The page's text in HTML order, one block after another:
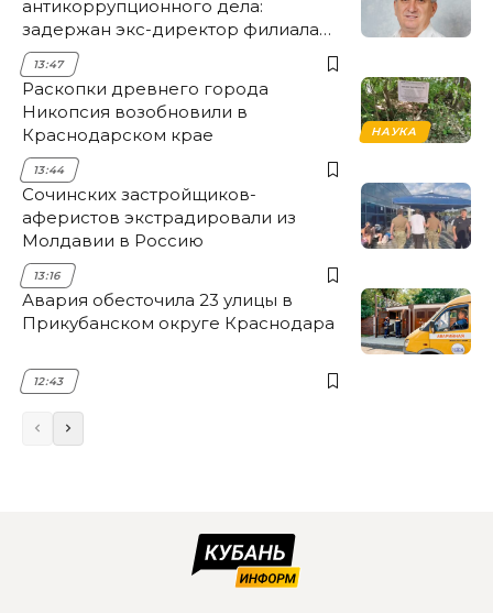
антикоррупционного дела:
задержан экс-директор филиала
НЭСК Крымска
13:47
НАУКА
Раскопки древнего города
Никопсия возобновили в
Краснодарском крае
13:44
Сочинских застройщиков-
аферистов экстрадировали из
Молдавии в Россию
13:16
Авария обесточила 23 улицы в
Прикубанском округе Краснодара
12:43